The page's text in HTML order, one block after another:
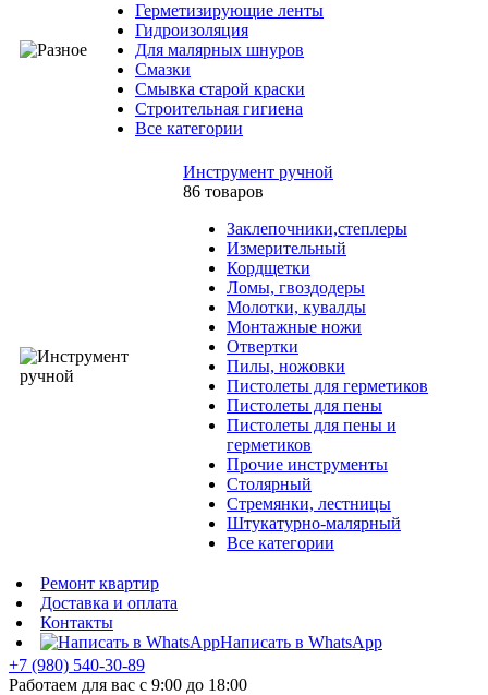
Герметизирующие ленты
Гидроизоляция
Для малярных шнуров
Смазки
Смывка старой краски
Строительная гигиена
Все категории
Инструмент ручной
86 товаров
Заклепочники,степлеры
Измерительный
Кордщетки
Ломы, гвоздодеры
Молотки, кувалды
Монтажные ножи
Отвертки
Пилы, ножовки
Пистолеты для герметиков
Пистолеты для пены
Пистолеты для пены и
герметиков
Прочие инструменты
Столярный
Стремянки, лестницы
Штукатурно-малярный
Все категории
Ремонт квартир
Доставка и оплата
Контакты
Написать в WhatsApp
+7 (980) 540-30-89
Работаем для вас с 9:00 до 18:00